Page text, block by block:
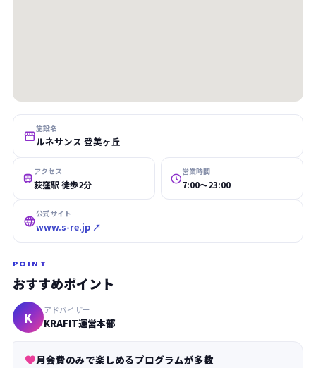
施設名
ルネサンス 登美ヶ丘
 アクセス
荻窪駅 徒歩2分 営業時間
7:00〜23:00
公式サイト
www.s-re.jp ↗
POINT
おすすめポイント
K アドバイザー
KRAFIT運営本部
月会費のみで楽しめるプログラムが多数